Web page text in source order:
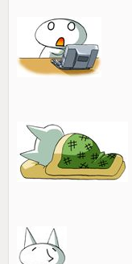
「